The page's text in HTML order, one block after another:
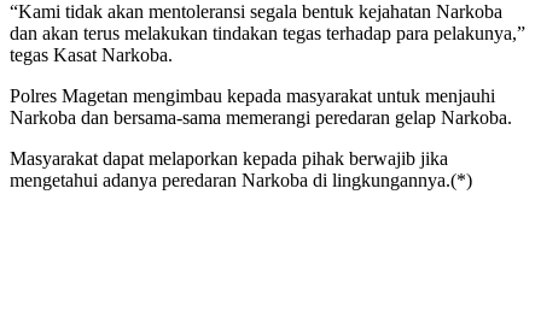
“Kami tidak akan mentoleransi segala bentuk kejahatan Narkoba
dan akan terus melakukan tindakan tegas terhadap para pelakunya,”
tegas Kasat Narkoba.
Polres Magetan mengimbau kepada masyarakat untuk menjauhi
Narkoba dan bersama-sama memerangi peredaran gelap Narkoba.
Masyarakat dapat melaporkan kepada pihak berwajib jika
mengetahui adanya peredaran Narkoba di lingkungannya.(*)